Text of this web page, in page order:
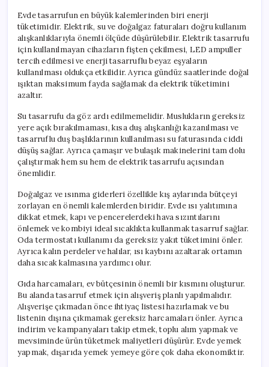
Evde tasarrufun en büyük kalemlerinden biri enerji
tüketimidir. Elektrik, su ve doğalgaz faturaları doğru kullanım
alışkanlıklarıyla önemli ölçüde düşürülebilir. Elektrik tasarrufu
için kullanılmayan cihazların fişten çekilmesi, LED ampuller
tercih edilmesi ve enerji tasarruflu beyaz eşyaların
kullanılması oldukça etkilidir. Ayrıca gündüz saatlerinde doğal
ışıktan maksimum fayda sağlamak da elektrik tüketimini
azaltır.
Su tasarrufu da göz ardı edilmemelidir. Muslukların gereksiz
yere açık bırakılmaması, kısa duş alışkanlığı kazanılması ve
tasarruflu duş başlıklarının kullanılması su faturasında ciddi
düşüş sağlar. Ayrıca çamaşır ve bulaşık makinelerini tam dolu
çalıştırmak hem su hem de elektrik tasarrufu açısından
önemlidir.
Doğalgaz ve ısınma giderleri özellikle kış aylarında bütçeyi
zorlayan en önemli kalemlerden biridir. Evde ısı yalıtımına
dikkat etmek, kapı ve pencerelerdeki hava sızıntılarını
önlemek ve kombiyi ideal sıcaklıkta kullanmak tasarruf sağlar.
Oda termostatı kullanımı da gereksiz yakıt tüketimini önler.
Ayrıca kalın perdeler ve halılar, ısı kaybını azaltarak ortamın
daha sıcak kalmasına yardımcı olur.
Gıda harcamaları, ev bütçesinin önemli bir kısmını oluşturur.
Bu alanda tasarruf etmek için alışveriş planlı yapılmalıdır.
Alışverişe çıkmadan önce ihtiyaç listesi hazırlamak ve bu
listenin dışına çıkmamak gereksiz harcamaları önler. Ayrıca
indirim ve kampanyaları takip etmek, toplu alım yapmak ve
mevsiminde ürün tüketmek maliyetleri düşürür. Evde yemek
yapmak, dışarıda yemek yemeye göre çok daha ekonomiktir.